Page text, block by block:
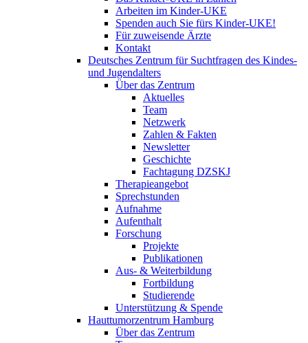
Arbeiten im Kinder-UKE
Spenden auch Sie fürs Kinder-UKE!
Für zuweisende Ärzte
Kontakt
Deutsches Zentrum für Suchtfragen des Kindes-
und Jugendalters
Über das Zentrum
Aktuelles
Team
Netzwerk
Zahlen & Fakten
Newsletter
Geschichte
Fachtagung DZSKJ
Therapieangebot
Sprechstunden
Aufnahme
Aufenthalt
Forschung
Projekte
Publikationen
Aus- & Weiterbildung
Fortbildung
Studierende
Unterstützung & Spende
Hauttumorzentrum Hamburg
Über das Zentrum